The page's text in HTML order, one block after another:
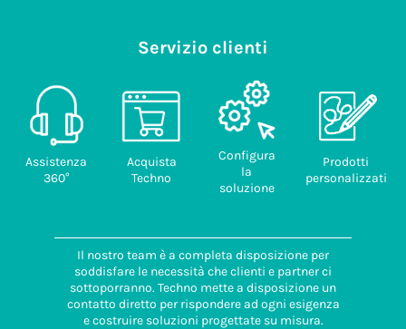
Servizio clienti
Assistenza
360°
Acquista
Techno
Configura
la
soluzione
Prodotti
personalizzati
Il nostro team è a completa disposizione per
soddisfare le necessità che clienti e partner ci
sottoporranno. Techno mette a disposizione un
contatto diretto per rispondere ad ogni esigenza
e costruire soluzioni progettate su misura.